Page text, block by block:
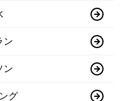
ン
ン
グ